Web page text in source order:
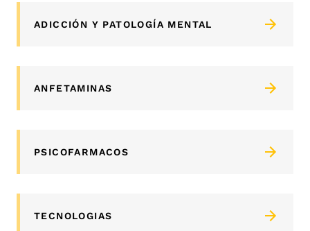
ADICCIÓN Y PATOLOGÍA MENTAL
ANFETAMINAS
PSICOFARMACOS
TECNOLOGIAS